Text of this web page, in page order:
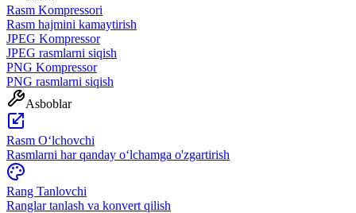
Rasm Kompressori
Rasm hajmini kamaytirish
JPEG Kompressor
JPEG rasmlarni siqish
PNG Kompressor
PNG rasmlarni siqish
Asboblar
Rasm Oʻlchovchi
Rasmlarni har qanday oʻlchamga o'zgartirish
Rang Tanlovchi
Ranglar tanlash va konvert qilish